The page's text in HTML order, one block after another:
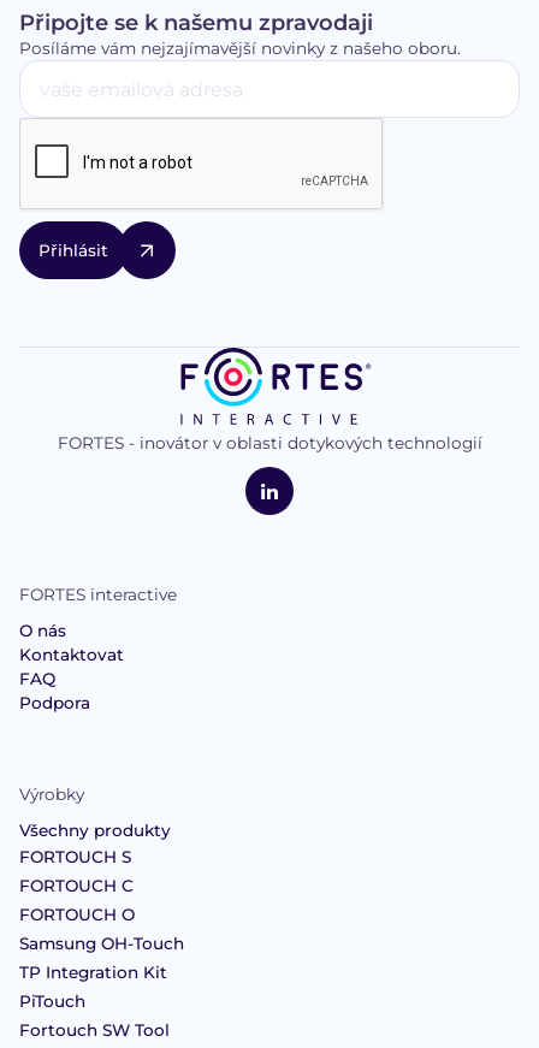
Připojte se k našemu zpravodaji
Posíláme vám nejzajímavější novinky z našeho oboru.
logo
Interactive
FORTES - inovátor v oblasti dotykových technologií
LinkedIn
FORTES interactive
O nás
Kontaktovat
FAQ
Podpora
Výrobky
Všechny produkty
FORTOUCH S
FORTOUCH C
FORTOUCH O
Samsung OH-Touch
TP Integration Kit
PiTouch
Fortouch SW Tool